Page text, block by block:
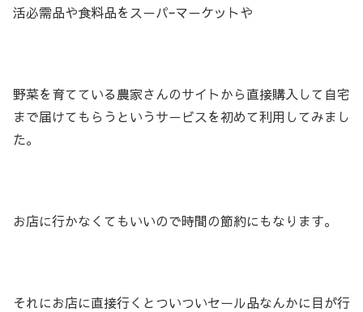
活必需品や食料品をス－パｰマ－ケットや
野菜を育てている農家さんのサイトから直接購入して自宅
まで届けてもらうというサ－ビスを初めて利用してみまし
た。
お店に行かなくてもいいので時間の節約にもなります。
それにお店に直接行くとついついセール品なんかに目が行